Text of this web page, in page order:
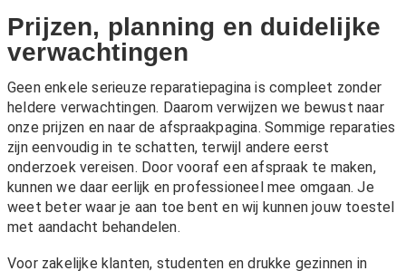
Prijzen, planning en duidelijke
verwachtingen
Geen enkele serieuze reparatiepagina is compleet zonder
heldere verwachtingen. Daarom verwijzen we bewust naar
onze prijzen en naar de afspraakpagina. Sommige reparaties
zijn eenvoudig in te schatten, terwijl andere eerst
onderzoek vereisen. Door vooraf een afspraak te maken,
kunnen we daar eerlijk en professioneel mee omgaan. Je
weet beter waar je aan toe bent en wij kunnen jouw toestel
met aandacht behandelen.
Voor zakelijke klanten, studenten en drukke gezinnen in